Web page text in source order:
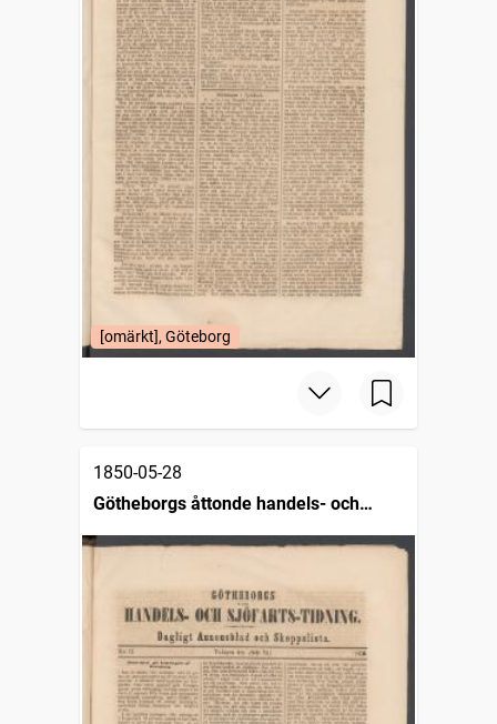
[omärkt], Göteborg
1850-05-28
Götheborgs åttonde handels- och
sjöfartstidning, dagligt annonsblad och